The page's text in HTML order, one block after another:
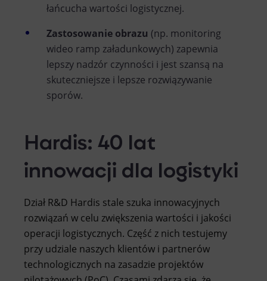
łańcucha wartości logistycznej.
Zastosowanie obrazu (np. monitoring
wideo ramp załadunkowych) zapewnia
lepszy nadzór czynności i jest szansą na
skuteczniejsze i lepsze rozwiązywanie
sporów.
Hardis: 40 lat
innowacji dla logistyki
Dział R&D Hardis stale szuka innowacyjnych
rozwiązań w celu zwiększenia wartości i jakości
operacji logistycznych. Część z nich testujemy
przy udziale naszych klientów i partnerów
technologicznych na zasadzie projektów